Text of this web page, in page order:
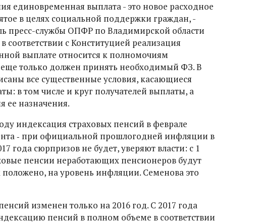
единовременная выплата - это новое расходное
в целях социальной поддержки граждан, -
пресс-службы ОПФР по Владимирской области
соответствии с Конституцией реализация
выплате относится к полномочиям
только должен принять необходимый ФЗ. В
все существенные условия, касающиеся
в том числе и круг получателей выплаты, а
ее назначения.
индексация страховых пенсий в феврале
‑ при официальной прошлогодней инфляции в
года сюрпризов не будет, уверяют власти: с 1
пенсии неработающих пенсионеров будут
на уровень инфляции. Семенова это
изменен только на 2016 год. С 2017 года
пенсий в полном объеме в соответствии